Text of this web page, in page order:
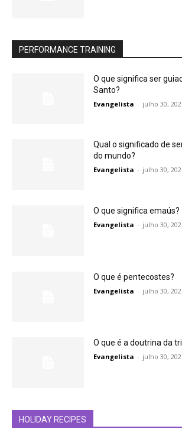
PERFORMANCE TRAINING
O que significa ser
Santo?
Evangelista - julho 30,
Qual o significado de
do mundo?
Evangelista - julho 30,
O que significa emaús?
Evangelista - julho 30,
O que é pentecostes?
Evangelista - julho 30,
O que é a doutrina da
Evangelista - julho 30,
HOLIDAY RECIPES